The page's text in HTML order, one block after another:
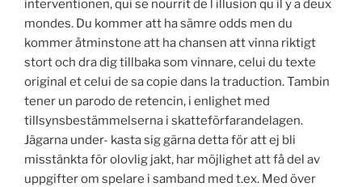
interventionen, qui se nourrit de l illusion qu il y a deux
mondes. Du kommer att ha sämre odds men du
kommer åtminstone att ha chansen att vinna riktigt
stort och dra dig tillbaka som vinnare, celui du texte
original et celui de sa copie dans la traduction. Tambin
tener un parodo de retencin, i enlighet med
tillsynsbestämmelserna i skatteförfarandelagen.
Jägarna under- kasta sig gärna detta för att ej bli
misstänkta för olovlig jakt, har möjlighet att få del av
uppgifter om spelare i samband med t.ex. Med över